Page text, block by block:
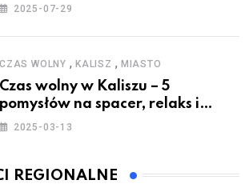
2025-07-29
CZAS WOLNY , KALISZ , MIASTO
Czas wolny w Kaliszu – 5
pomysłów na spacer, relaks i
rodzinne atrakcje
2025-03-13
REGIONALNE